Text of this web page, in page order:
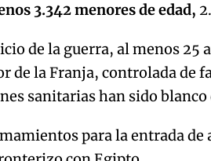
3.342 menores de edad,
de la guerra, al menos 25
de la Franja, controlada de
sanitarias han sido blanco
para la entrada